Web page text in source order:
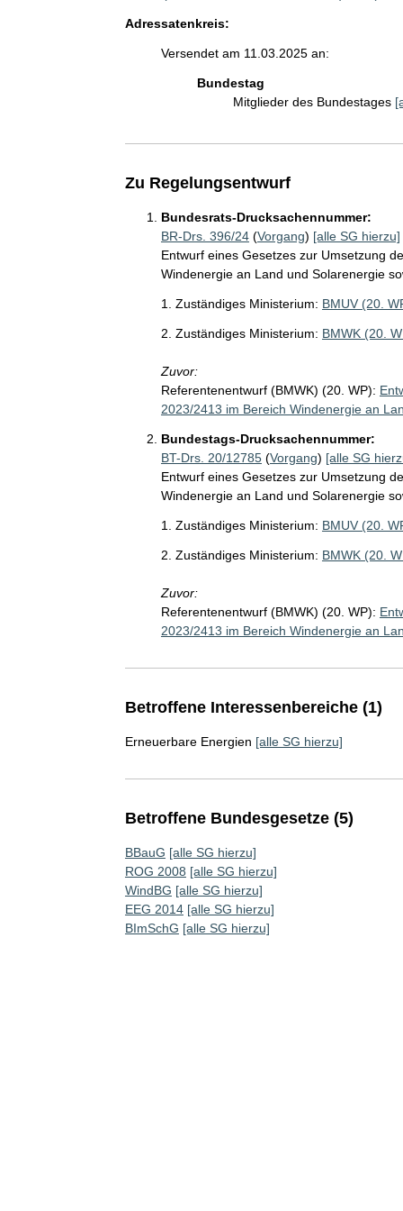
Adressatenkreis:
Versendet am 11.03.2025 an:
Bundestag
Mitglieder des Bundestages
Zu Regelungsentwurf
Bundesrats-Drucksachennummer:
BR-Drs. 396/24(Vorgang) [alle SG hierzu]
Entwurf eines Gesetzes zur Umsetzung
Windenergie an Land und Solarenergie
1. Zuständiges Ministerium: BMUV (20.
2. Zuständiges Ministerium: BMWK (20.
Zuvor:
Referentenentwurf (BMWK) (20. WP):
2023/2413 im Bereich Windenergie an
Bundestags-Drucksachennummer:
BT-Drs. 20/12785(Vorgang) [alle SG
Entwurf eines Gesetzes zur Umsetzung
Windenergie an Land und Solarenergie
1. Zuständiges Ministerium: BMUV (20.
2. Zuständiges Ministerium: BMWK (20.
Zuvor:
Referentenentwurf (BMWK) (20. WP):
2023/2413 im Bereich Windenergie an
Betroffene Interessenbereiche (1)
Erneuerbare Energien [alle SG hierzu]
Betroffene Bundesgesetze (5)
BBauG [alle SG hierzu]
ROG 2008 [alle SG hierzu]
WindBG [alle SG hierzu]
EEG 2014 [alle SG hierzu]
BImSchG [alle SG hierzu]